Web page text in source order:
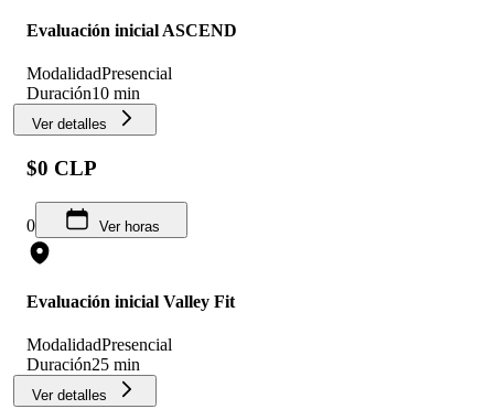
Evaluación inicial ASCEND
ModalidadPresencial
Duración10 min
Ver detalles
$0 CLP
0 Ver horas
Evaluación inicial Valley Fit
ModalidadPresencial
Duración25 min
Ver detalles